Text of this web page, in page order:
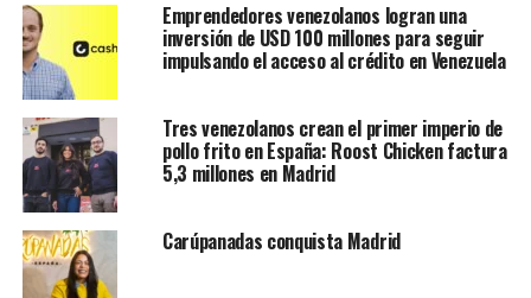
La historia de nuestra ciudad capital se remonta a más
de 400 años atrás, cuando las comunidades indígenas
ocupaban gran parte del valle. En el año 1562, el
explorador español Francisco Fajardo llegó con la
ambición de crear una plantación aquí, después de
establecer una serie de asentamientos a lo largo de la
costa norte.
El asentamiento inicial de Fajardo fue pronto destruido
Emprendedores venezolanos logran una
inversión de USD 100 millones para seguir
impulsando el acceso al crédito en Venezuela
Tres venezolanos crean el primer imperio de
pollo frito en España: Roost Chicken factura
5,3 millones en Madrid
Carúpanadas conquista Madrid